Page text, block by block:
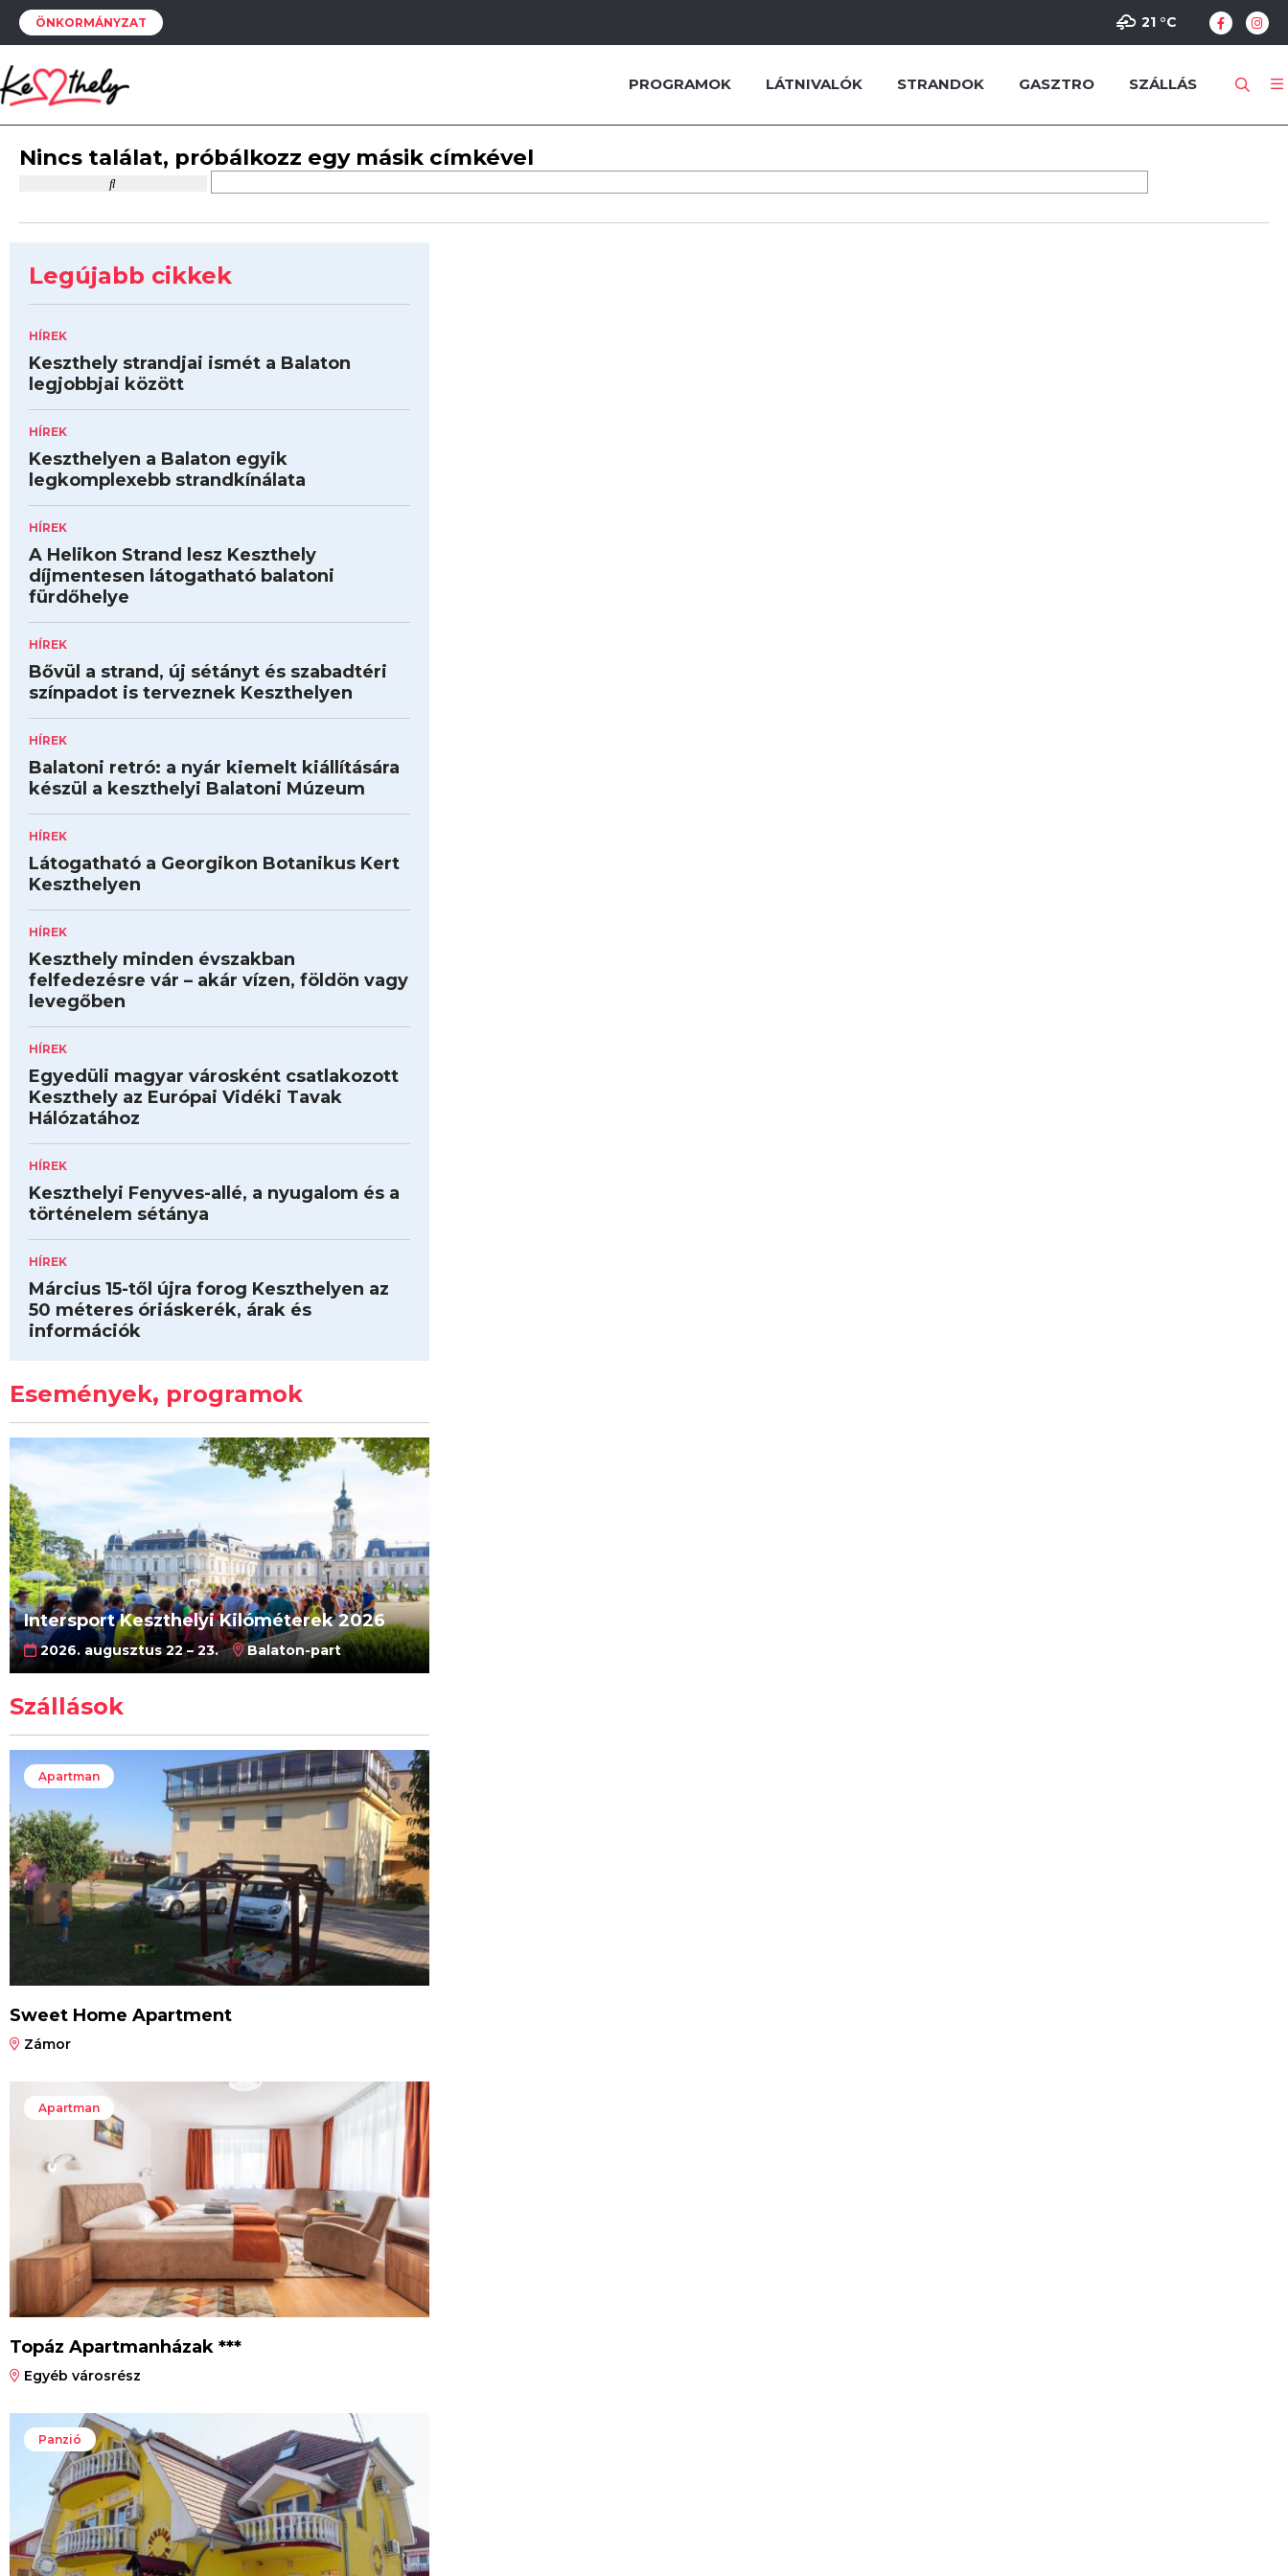
ÖNKORMÁNYZAT 21 °C
PROGRAMOK LÁTNIVALÓK STRANDOK GASZTRO SZÁLLÁS
Nincs találat, próbálkozz egy másik címkével
Legújabb cikkek
HÍREK
Keszthely strandjai ismét a Balaton
legjobbjai között
HÍREK
Keszthelyen a Balaton egyik
legkomplexebb strandkínálata
HÍREK
A Helikon Strand lesz Keszthely
díjmentesen látogatható balatoni
fürdőhelye
HÍREK
Bővül a strand, új sétányt és szabadtéri
színpadot is terveznek Keszthelyen
HÍREK
Balatoni retró: a nyár kiemelt kiállítására
készül a keszthelyi Balatoni Múzeum
HÍREK
Látogatható a Georgikon Botanikus Kert
Keszthelyen
HÍREK
Keszthely minden évszakban
felfedezésre vár – akár vízen, földön vagy
levegőben
HÍREK
Egyedüli magyar városként csatlakozott
Keszthely az Európai Vidéki Tavak
Hálózatához
HÍREK
Keszthelyi Fenyves-allé, a nyugalom és a
történelem sétánya
HÍREK
Március 15-től újra forog Keszthelyen az
50 méteres óriáskerék, árak és
információk
Események, programok
Intersport Keszthelyi Kilóméterek 2026
2026. augusztus 22 – 23. Balaton-part
Szállások
Apartman
Sweet Home Apartment
Zámor
Apartman
Topáz Apartmanházak ***
Egyéb városrész
Panzió